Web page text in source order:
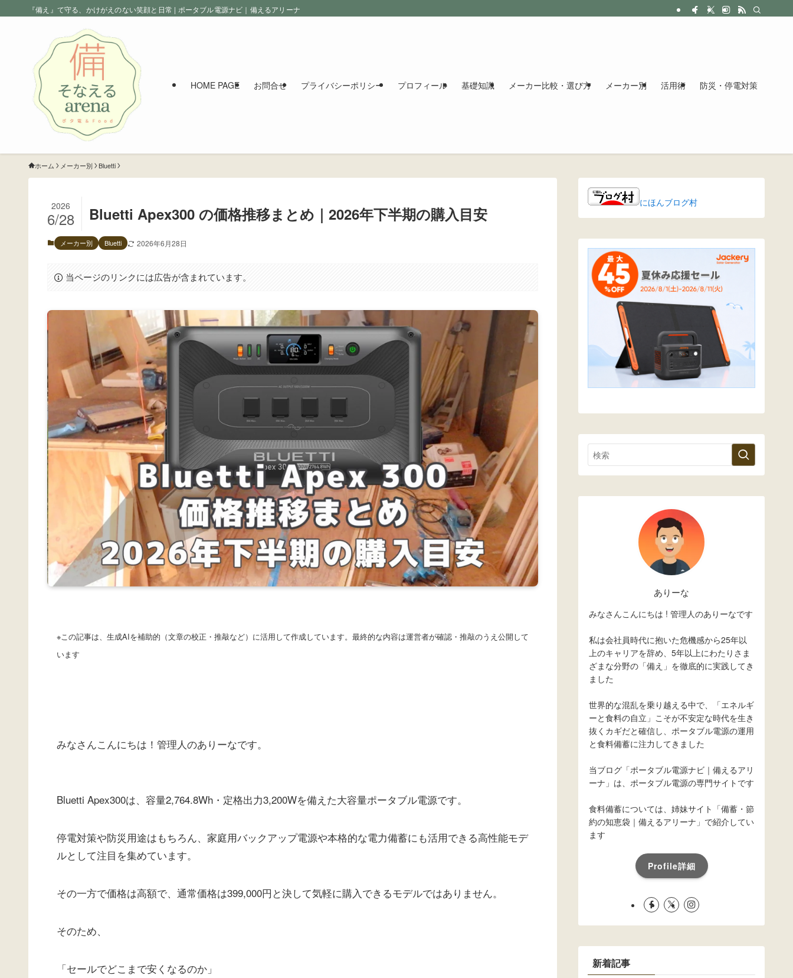
『備え』て守る、かけがえのない笑顔と日常 | ポータブル電源ナビ｜備えるアリーナ
HOME PAGE お問合せ プライバシーポリシー プロフィール 基礎知識 メーカー比較・選び方 メーカー別 活用術 防災・停電対策
ホーム メーカー別 Bluetti
Bluetti Apex300 の価格推移まとめ｜2026年下半期の購入目安
2026
6/28
メーカー別 Bluetti 2026年6月28日
当ページのリンクには広告が含まれています。
※この記事は、生成AIを補助的（文章の校正・推敲など）に活用して作成しています。最終的な内容は運営者が確認・推敲のうえ公開して
います
みなさんこんにちは！管理人のありーなです。
Bluetti Apex300は、容量2,764.8Wh・定格出力3,200Wを備えた大容量ポータブル電源です。
停電対策や防災用途はもちろん、家庭用バックアップ電源や本格的な電力備蓄にも活用できる高性能モデ
ルとして注目を集めています。
その一方で価格は高額で、通常価格は399,000円と決して気軽に購入できるモデルではありません。
そのため、
「セールでどこまで安くなるのか」
にほんブログ村
ありーな
みなさんこんにちは ! 管理人のありーなです
私は会社員時代に抱いた危機感から25年以
上のキャリアを辞め、5年以上にわたりさま
ざまな分野の「備え」を徹底的に実践してき
ました
世界的な混乱を乗り越える中で、「エネルギ
ーと食料の自立」こそが不安定な時代を生き
抜くカギだと確信し、ポータブル電源の運用
と食料備蓄に注力してきました
当ブログ「ポータブル電源ナビ｜備えるアリ
ーナ」は、ポータブル電源の専門サイトです
食料備蓄については、姉妹サイト「備蓄・節
約の知恵袋｜備えるアリーナ」で紹介してい
ます
Profile詳細
新着記事